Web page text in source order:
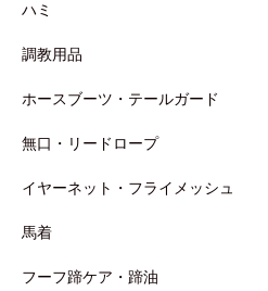
ハミ
調教用品
ホースブーツ・テールガード
無口・リードロープ
イヤーネット・フライメッシュ
馬着
フーフ蹄ケア・蹄油